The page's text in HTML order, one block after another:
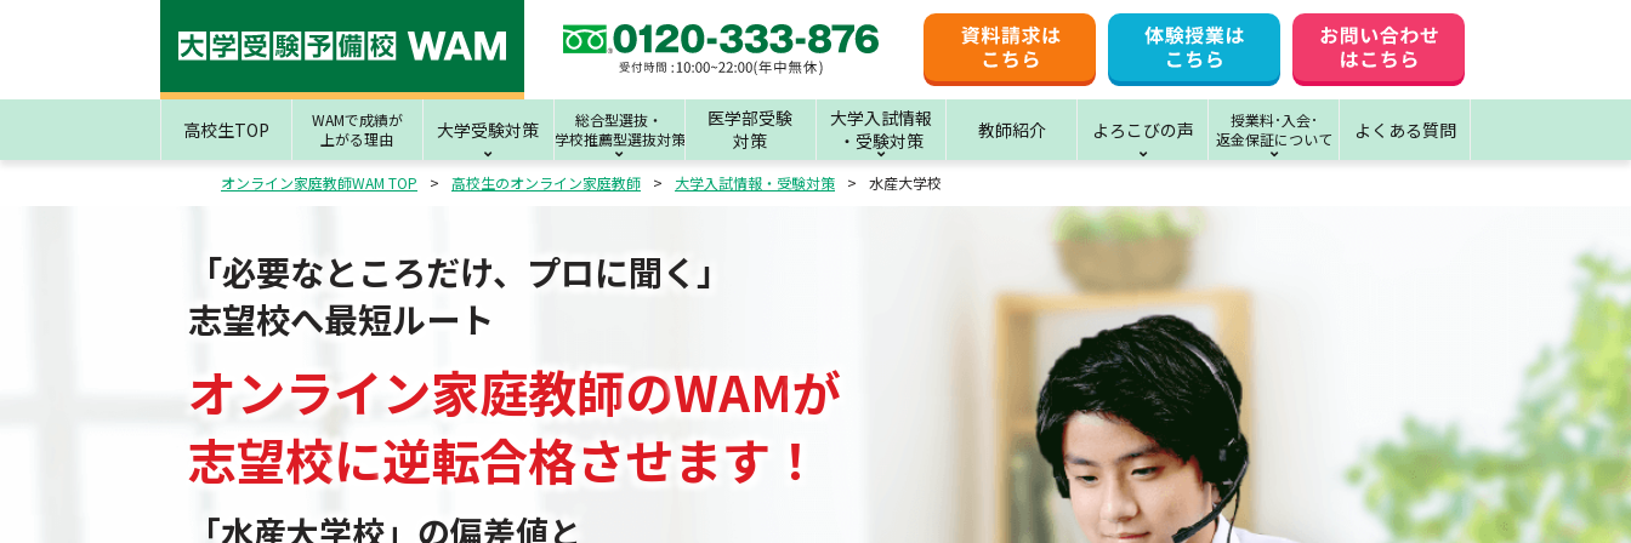
高校生TOP
WAMで成績が
上がる理由
大学受験対策
総合型選抜・
学校推薦型選抜対策
医学部受験
対策
大学入試情報
・受験対策
教師紹介 よろこびの声
授業料･入会･
返金保証について
よくある質問
オンライン家庭教師WAM TOP 高校生のオンライン家庭教師 大学入試情報・受験対策 水産大学校
「必要なところだけ、プロに聞く」
志望校へ最短ルート
オンライン家庭教師のWAMが
志望校に逆転合格させます！
「水産大学校」の偏差値と